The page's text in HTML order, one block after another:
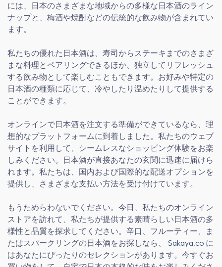
には、日本のさまざまな地域からの多様な日本酒のライン
ナップと、梅酒や焼酎などの伝統的な飲み物が含まれてい
ます。
私たちの優れた日本酒は、寿司からステーキまでのさまざ
まな料理とペアリングできるほか、独立してリフレッシュ
する飲み物として楽しむこともできます。お好みや特定の
日本酒の種類に応じて、冷やしたり温めたりして提供する
ことができます。
オンラインで日本酒を注文する準備ができているなら、理
想的なプラットフォームに到着しました。私たちのウェブ
サイトを利用して、シームレスなショッピング体験をお楽
しみください。日本酒が直接あなたの玄関に迅速に届けら
れます。私たちは、国内および国際的な配送オプションを
提供し、さまざまな支払い方法を受け付けています。
もうためらわないでください。今日、私たちのオンライン
ストアを訪れて、私たちが提供する素晴らしい日本酒の多
様性と品質を探求してください。辛口、フルーティー、ま
たはスパークリングの日本酒をお探しなら、 Sakaya.co に
はあなたにぴったりのセレクションがあります。今すぐお